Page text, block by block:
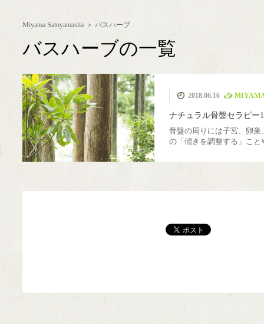
伝統建築 モバイルハウス
MIYAMA森の湯治
場
カフェ美山里山舎 ピコ水力発電
極小規模木質資源
フル活用
簡易製材機 ウッド
マイザー
ウッドチッパー
薪ストーブ 薪ボイラー
Miyama Satoyamasha バスハーブ
バスハーブの一覧
2018.06.16
ナチュラル骨盤セラピー
骨盤の周りには子宮、卵
の「傾きを調整する」こ